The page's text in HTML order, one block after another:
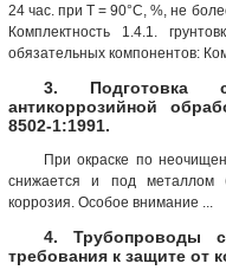
24 час. при Т = 90°С, %, не
Комплектность 1.4.1.
обязательных компонентов:
3. Подготовка
антикоррозийной
8502-1:1991.
При окраске по
снижается и под металлом
коррозия. Особое внимание ...
4. Трубопроводы
требования к защите от